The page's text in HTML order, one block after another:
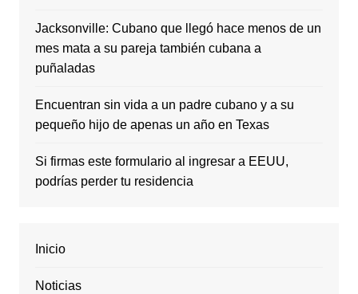
Jacksonville: Cubano que llegó hace menos de un
mes mata a su pareja también cubana a
puñaladas
Encuentran sin vida a un padre cubano y a su
pequeño hijo de apenas un año en Texas
Si firmas este formulario al ingresar a EEUU,
podrías perder tu residencia
Inicio
Noticias